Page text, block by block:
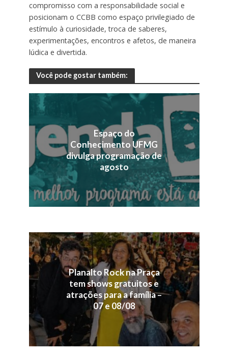
compromisso com a responsabilidade social e
posicionam o CCBB como espaço privilegiado de
estímulo à curiosidade, troca de saberes,
experimentações, encontros e afetos, de maneira
lúdica e divertida.
Você pode gostar também:
Espaço do
Conhecimento UFMG
divulga programação de
agosto
Planalto Rock na Praça
tem shows gratuitos e
atrações para a família –
07 e 08/08